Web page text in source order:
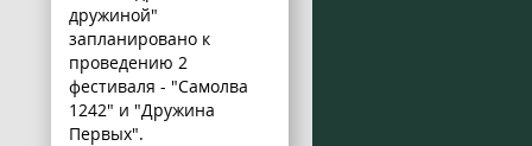
дружиной"
запланировано к
проведению 2
фестиваля - "Самолва
1242" и "Дружина
Первых".